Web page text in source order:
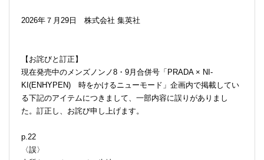
2026年７月29日 株式会社 集英社
【お詫びと訂正】
現在発売中のメンズノンノ8・9月合併号「PRADA × NI-
KI(ENHYPEN) 時をかけるニューモード」企画内で掲載してい
る下記のアイテムにつきまして、一部内容に誤りがありまし
た。訂正し、お詫び申し上げます。
p.22
〈誤〉